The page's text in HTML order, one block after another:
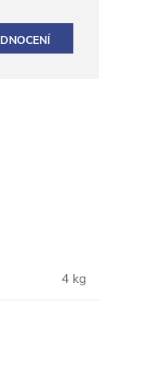
4 kg